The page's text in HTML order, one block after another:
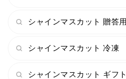
シャインマスカット 贈答用
シャインマスカット 冷凍
シャインマスカット ギフト